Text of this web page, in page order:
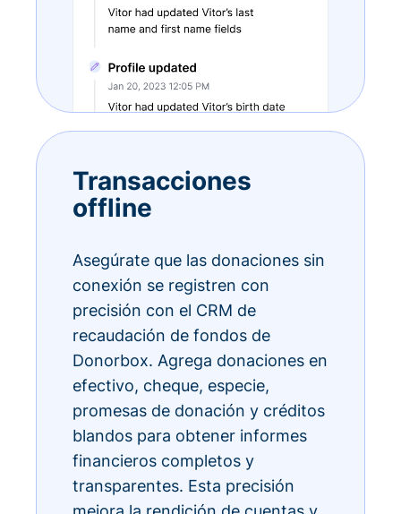
Transacciones
offline
Asegúrate que las donaciones sin
conexión se registren con
precisión con el CRM de
recaudación de fondos de
Donorbox. Agrega donaciones en
efectivo, cheque, especie,
promesas de donación y créditos
blandos para obtener informes
financieros completos y
transparentes. Esta precisión